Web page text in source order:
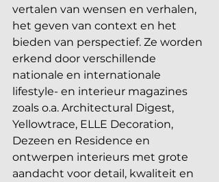
vertalen van wensen en verhalen,
het geven van context en het
bieden van perspectief. Ze worden
erkend door verschillende
nationale en internationale
lifestyle- en interieur magazines
zoals o.a. Architectural Digest,
Yellowtrace, ELLE Decoration,
Dezeen en Residence en
ontwerpen interieurs met grote
aandacht voor detail, kwaliteit en